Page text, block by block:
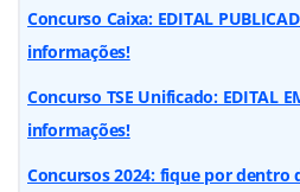
Concurso Caixa: EDITAL
informações!
Concurso TSE Unificado: EDITAL
informações!
Concursos 2024: fique por dentro